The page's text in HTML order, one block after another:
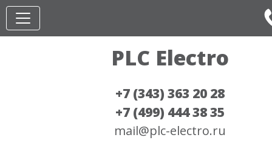
PLC Electro
+7 (343) 363 20 28
+7 (499) 444 38 35
mail@plc-electro.ru